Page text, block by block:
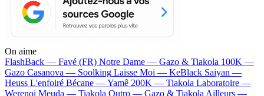
On aime
FlashBack — Favé (FR) Notre Dame — Gazo & Tiakola 100K —
Gazo Casanova — Soolking Laisse Moi — KeBlack Saiyan —
Heuss L'enfoiré Bécane —Yamê 200K — Tiakola Laboratoire —
Werenoi Meuda — Tiakola Outro — Gazo & Tiakola Ailleurs —